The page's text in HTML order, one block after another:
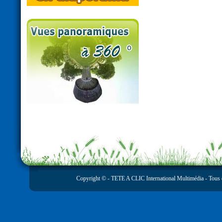
Copyright © - TETE A CLIC International Multimédia - Tous